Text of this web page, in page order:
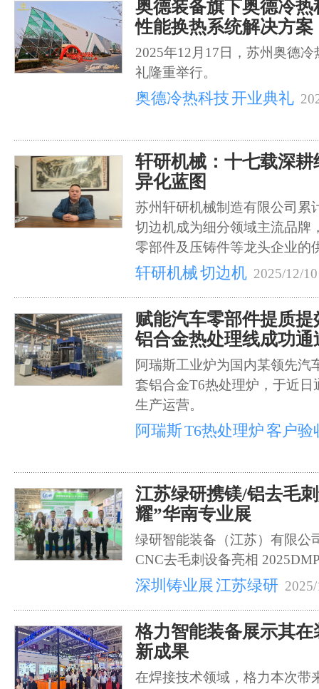
奥德装备旗下奥德冷
性能换热系统解决方案
2025年12月17日，苏州奥德
礼隆重举行。
奥德冷热科技开业典礼
轩研机械：十七载深
异化蓝图
苏州轩研机械制造有限公司累
切边机成为细分领域主流品牌
零部件及压铸件等龙头企业的
轩研机械切边机 2025/12/
赋能汽车零部件提质
铝合金热处理线成功通
阿瑞斯工业炉为国内某领先汽
套铝合金T6热处理炉，于近
生产运营。
阿瑞斯T6热处理炉客户验
江苏绿研携镁/铝去毛
耀”华南专业展
绿研智能装备（江苏）有限公
CNC去毛刺设备亮相
深圳铸业展江苏绿研
格力智能装备展示其
新成果
在焊接技术领域，格力本次带